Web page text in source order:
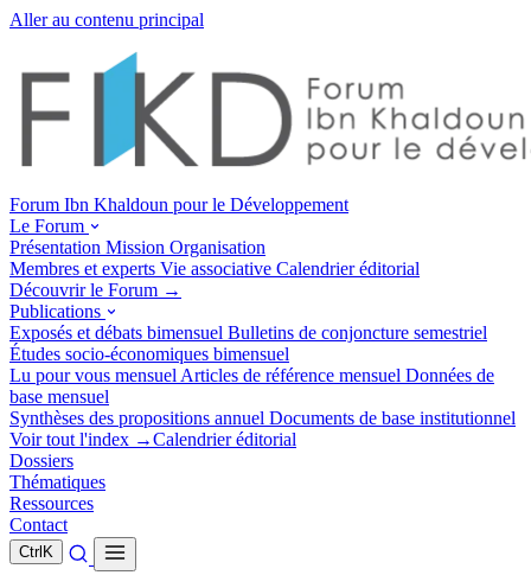
Aller au contenu principal
Forum Ibn Khaldoun pour le Développement
Le Forum
Présentation Mission Organisation
Membres et experts Vie associative Calendrier éditorial
Découvrir le Forum →
Publications
Exposés et débats bimensuel Bulletins de conjoncture semestriel
Études socio-économiques bimensuel
Lu pour vous mensuel Articles de référence mensuel Données de
base mensuel
Synthèses des propositions annuel Documents de base institutionnel
Voir tout l'index →Calendrier éditorial
Dossiers
Thématiques
Ressources
Contact
Ctrl K